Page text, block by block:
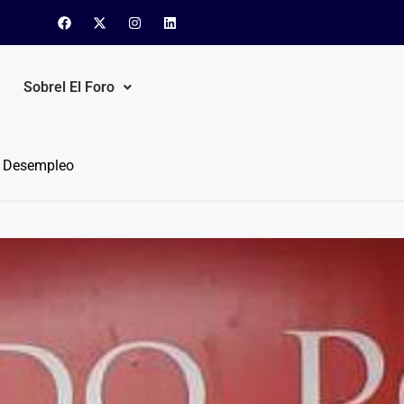
Sobrel El Foro